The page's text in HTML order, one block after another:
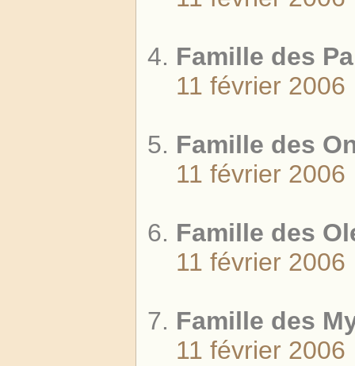
Famille des
11 février 2006
Famille des
11 février 2006
Famille des
11 février 2006
Famille des
11 février 2006